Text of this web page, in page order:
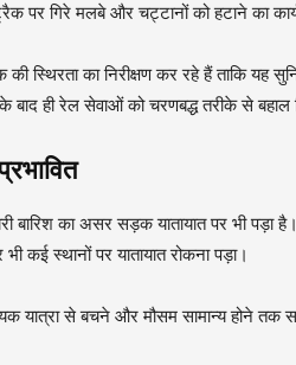
पर गिरे मलबे और चट्टानों को हटाने का
की स्थिरता का निरीक्षण कर रहे हैं ताकि यह
बाद ही रेल सेवाओं को चरणबद्ध तरीके से बहाल
बारिश का असर सड़क यातायात पर भी
कई स्थानों पर यातायात रोकना पड़ा।
यात्रा से बचने और मौसम सामान्य होने तक